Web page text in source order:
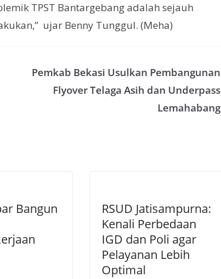
TPST Bantargebang adalah sejauh
ujar Benny Tunggul. (Meha)
Pemkab Bekasi Usulkan Pembangunan
Flyover Telaga Asih dan Underpass
Lemahabang
Bangun
RSUD Jatisampurna:
Kenali Perbedaan
IGD dan Poli agar
Pelayanan Lebih
Optimal